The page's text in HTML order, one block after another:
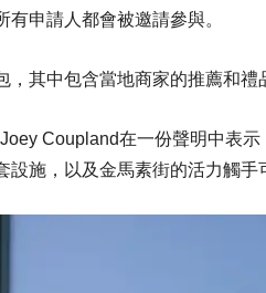
申請人都會被邀請參與。
其中包含當地商家的推薦和禮
Coupland在一份聲明中表
施，以及金馬素街的活力觸手